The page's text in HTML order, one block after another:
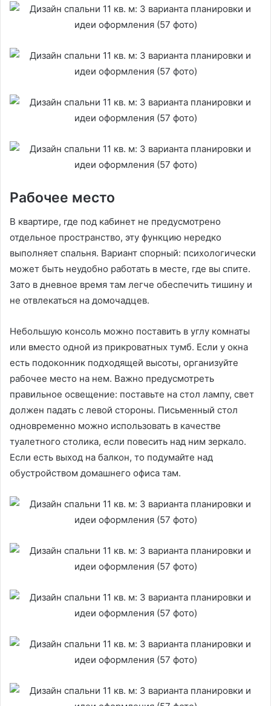
Рабочее место
В квартире, где под кабинет не предусмотрено
отдельное пространство, эту функцию нередко
выполняет спальня. Вариант спорный: психологически
может быть неудобно работать в месте, где вы спите.
Зато в дневное время там легче обеспечить тишину и
не отвлекаться на домочадцев.
Небольшую консоль можно поставить в углу комнаты
или вместо одной из прикроватных тумб. Если у окна
есть подоконник подходящей высоты, организуйте
рабочее место на нем. Важно предусмотреть
правильное освещение: поставьте на стол лампу, свет
должен падать с левой стороны. Письменный стол
одновременно можно использовать в качестве
туалетного столика, если повесить над ним зеркало.
Если есть выход на балкон, то подумайте над
обустройством домашнего офиса там.